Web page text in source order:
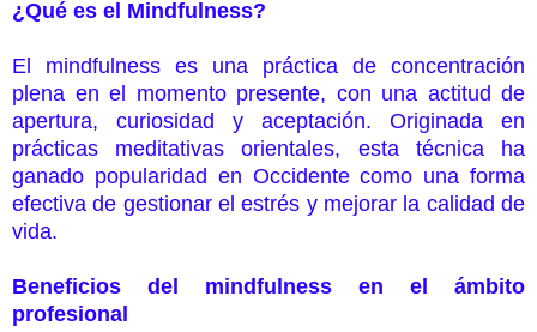
¿Qué es el Mindfulness?
El mindfulness es una práctica de concentración
plena en el momento presente, con una actitud de
apertura, curiosidad y aceptación. Originada en
prácticas meditativas orientales, esta técnica ha
ganado popularidad en Occidente como una forma
efectiva de gestionar el estrés y mejorar la calidad de
vida.
Beneficios del mindfulness en el ámbito
profesional